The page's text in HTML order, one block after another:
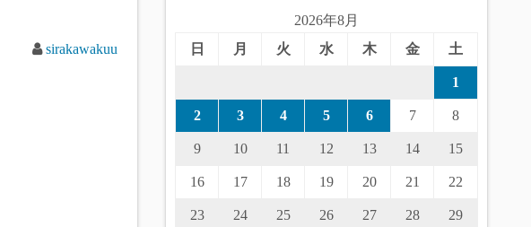
sirakawakuu
2026年8月
日
月 火 水 木 金 土
1
2 3 4 5 6 7 8
9 10 11 12 13 14 15
16 17 18 19 20 21 22
23 24 25 26 27 28 29